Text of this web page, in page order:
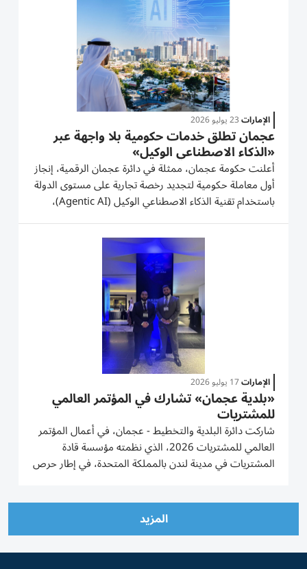
الإمارات23 يوليو 2026
عجمان تطلق خدمات حكومية بلا واجهة عبر
«الذكاء الاصطناعي الوكيل»
أعلنت حكومة عجمان، ممثلة في دائرة عجمان الرقمية، إنجاز
أول معاملة حكومية لتجديد رخصة تجارية على مستوى الدولة
باستخدام تقنية الذكاء الاصطناعي الوكيل (Agentic AI)،
وتعمل بمنظومة الخدمات الاستباقية بلا واجهة. وقال سمو
الشيخ عمار بن حميد النعيمي، ولي عهد عجمان رئيس
الإمارات17 يوليو 2026
«بلدية عجمان» تشارك في المؤتمر العالمي
للمشتريات
شاركت دائرة البلدية والتخطيط - عجمان، في أعمال المؤتمر
العالمي للمشتريات 2026، الذي نظمته مؤسسة قادة
المشتريات في مدينة لندن بالمملكة المتحدة، في إطار حرص
المزيد